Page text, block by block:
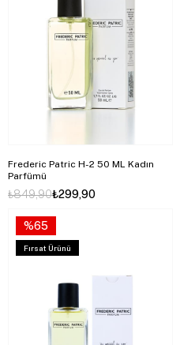
Frederic Patric H-2 50 ML Kadın
Parfümü
₺299,90
₺849,90
%65
Fırsat Ürünü